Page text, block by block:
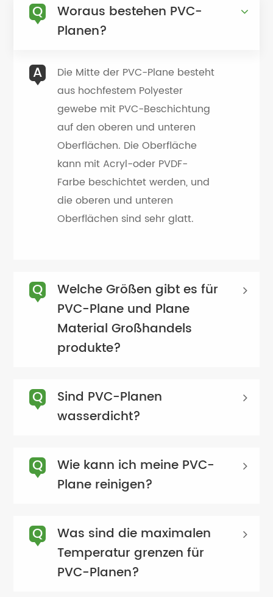
Q
Woraus bestehen PVC-
Planen?
A
Die Mitte der PVC-Plane besteht
aus hochfestem Polyester
gewebe mit PVC-Beschichtung
auf den oberen und unteren
Oberflächen. Die Oberfläche
kann mit Acryl-oder PVDF-
Farbe beschichtet werden, und
die oberen und unteren
Oberflächen sind sehr glatt.
Q
Welche Größen gibt es für
PVC-Plane und Plane
Material Großhandels
produkte?
Q
Sind PVC-Planen
wasserdicht?
Q
Wie kann ich meine PVC-
Plane reinigen?
Q
Was sind die maximalen
Temperatur grenzen für
PVC-Planen?